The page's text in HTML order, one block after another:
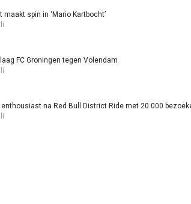
spin in ‘Mario Kartbocht’
FC Groningen tegen Volendam
na Red Bull District Ride met 20.000